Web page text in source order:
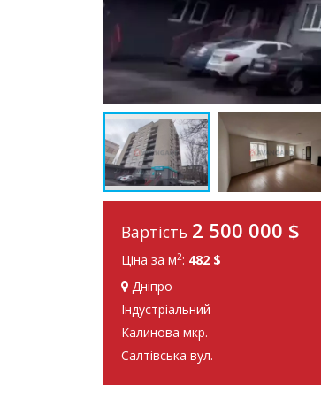
Вартість 2 500 000 $
Ціна за м2: 482 $
Дніпро
Індустріальний
Калинова мкр.
Салтівська вул.